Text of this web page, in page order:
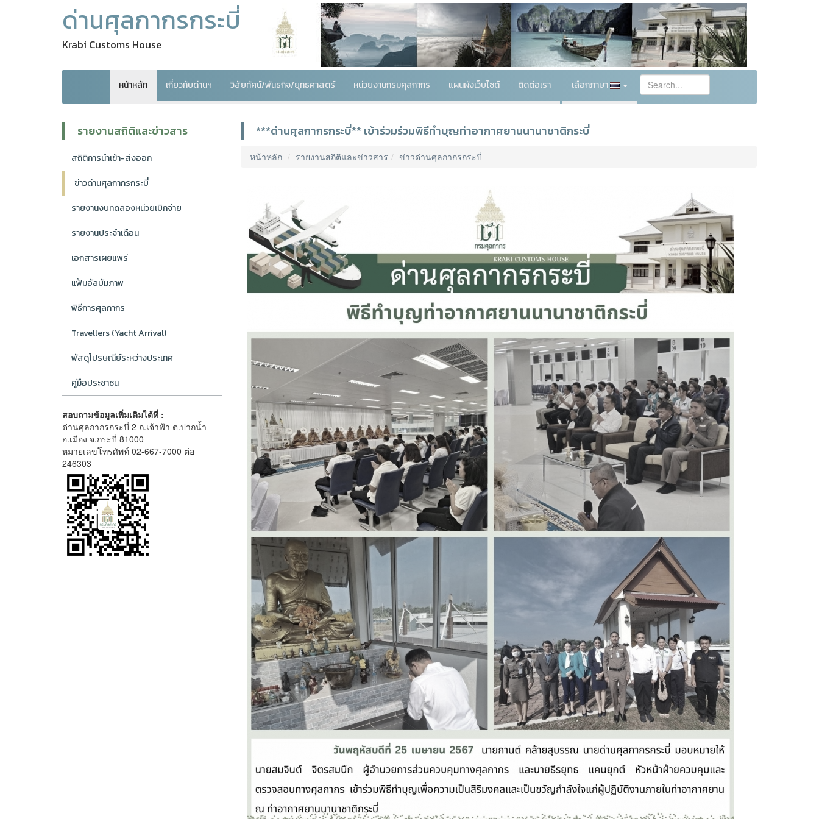
ด่านศุลกากรกระบี่
Krabi Customs House
หน้าหลัก เกี่ยวกับด่านฯ วิสัยทัศน์/พันธกิจ/ยุทธศาสตร์ หน่วยงานกรมศุลกากร แผนผังเว็บไซต์ ติดต่อเรา เลือกภาษา
รายงานสถิติและข่าวสาร
สถิติการนำเข้า-ส่งออก
ข่าวด่านศุลกากรกระบี่
รายงานงบทดลองหน่วยเบิกจ่าย
รายงานประจำเดือน
เอกสารเผยแพร่
แฟ้มอัลบัมภาพ
พิธีการศุลกากร
Travellers (Yacht Arrival)
พัสดุไปรษณีย์ระหว่างประเทศ
คู่มือประชาชน
สอบถามข้อมูลเพิ่มเติมได้ที่ :
ด่านศุลกากรกระบี่ 2 ถ.เจ้าฟ้า ต.ปากน้ำ
อ.เมือง จ.กระบี่ 81000
หมายเลขโทรศัพท์ 02-667-7000 ต่อ
246303
***ด่านศุลกากรกระบี่** เข้าร่วมร่วมพิธีทำบุญท่าอากาศยานนานาชาติกระบี่
หน้าหลัก รายงานสถิติและข่าวสาร ข่าวด่านศุลกากรกระบี่